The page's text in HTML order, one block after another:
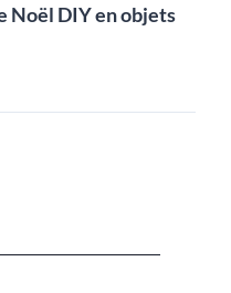
Noël DIY en objets